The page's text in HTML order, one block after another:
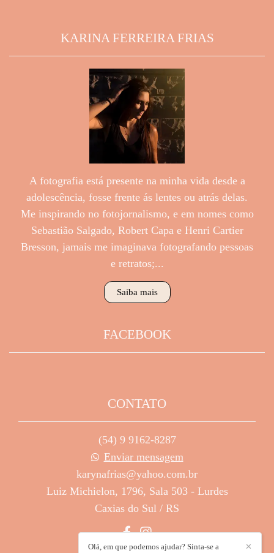
KARINA FERREIRA FRIAS
A fotografia está presente na minha vida desde a
adolescência, fosse frente ás lentes ou atrás delas.
Me inspirando no fotojornalismo, e em nomes como
Sebastião Salgado, Robert Capa e Henri Cartier
Bresson, jamais me imaginava fotografando pessoas
e retratos;...
Saiba mais
FACEBOOK
CONTATO
(54) 9 9162-8287
Enviar mensagem
karynafrias@yahoo.com.br
Luiz Michielon, 1796, Sala 503 - Lurdes
Caxias do Sul / RS
✕
Olá, em que podemos ajudar? Sinta-se a